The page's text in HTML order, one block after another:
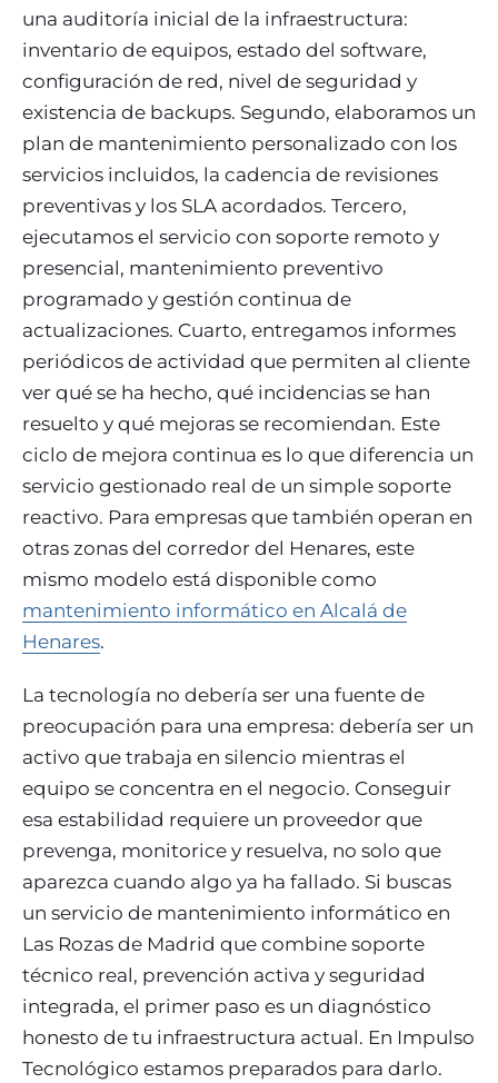
una auditoría inicial de la infraestructura:
inventario de equipos, estado del software,
configuración de red, nivel de seguridad y
existencia de backups. Segundo, elaboramos un
plan de mantenimiento personalizado con los
servicios incluidos, la cadencia de revisiones
preventivas y los SLA acordados. Tercero,
ejecutamos el servicio con soporte remoto y
presencial, mantenimiento preventivo
programado y gestión continua de
actualizaciones. Cuarto, entregamos informes
periódicos de actividad que permiten al cliente
ver qué se ha hecho, qué incidencias se han
resuelto y qué mejoras se recomiendan. Este
ciclo de mejora continua es lo que diferencia un
servicio gestionado real de un simple soporte
reactivo. Para empresas que también operan en
otras zonas del corredor del Henares, este
mismo modelo está disponible como
mantenimiento informático en Alcalá de
Henares.
La tecnología no debería ser una fuente de
preocupación para una empresa: debería ser un
activo que trabaja en silencio mientras el
equipo se concentra en el negocio. Conseguir
esa estabilidad requiere un proveedor que
prevenga, monitorice y resuelva, no solo que
aparezca cuando algo ya ha fallado. Si buscas
un servicio de mantenimiento informático en
Las Rozas de Madrid que combine soporte
técnico real, prevención activa y seguridad
integrada, el primer paso es un diagnóstico
honesto de tu infraestructura actual. En Impulso
Tecnológico estamos preparados para darlo.